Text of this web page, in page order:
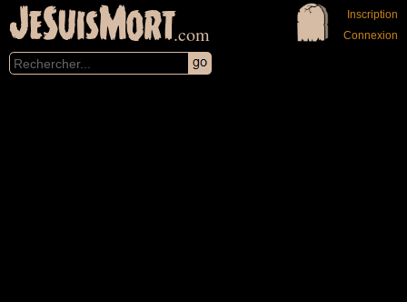
JeSuisMort.com
Inscription
Connexion